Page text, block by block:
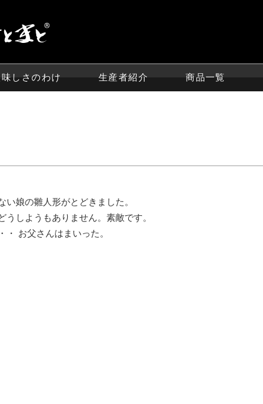
しさのわけ 生産者紹介 商品一覧
い娘の雛人形がとどきました。
うしようもありません。素敵です。
・ お父さんはまいった。